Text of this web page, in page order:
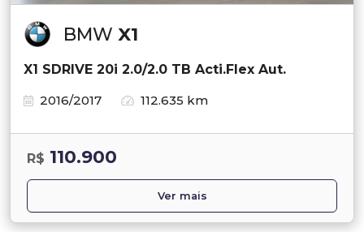
BMW X1
X1 SDRIVE 20i 2.0/2.0 TB Acti.Flex Aut.
2016/2017
112.635 km
R$ 110.900
Ver mais